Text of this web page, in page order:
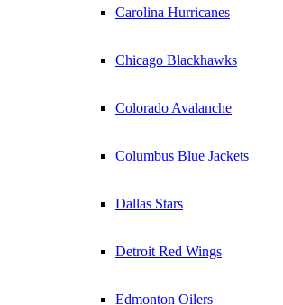
Carolina Hurricanes
Chicago Blackhawks
Colorado Avalanche
Columbus Blue Jackets
Dallas Stars
Detroit Red Wings
Edmonton Oilers